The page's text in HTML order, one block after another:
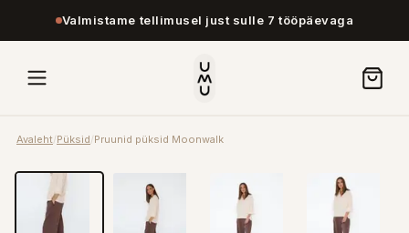
Valmistame tellimusel just sulle 7 tööpäevaga
Avaleht/Püksid/Pruunid püksid Moonwalk